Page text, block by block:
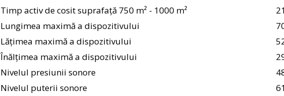
Timp activ de cosit suprafață 750 m² - 1000 m²
Lungimea maximă a dispozitivului
Lățimea maximă a dispozitivului
Înălțimea maximă a dispozitivului
Nivelul presiunii sonore
Nivelul puterii sonore